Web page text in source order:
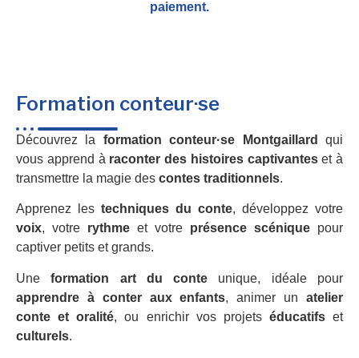
paiement.
Formation conteur·se
Découvrez la formation conteur·se Montgaillard
qui
vous apprend à raconter des histoires captivanteset à
transmettre la magie des contes traditionnels.
Apprenez les techniques du conte, développez votre
voix, votre rythme et votre présence scénique pour
captiver petits et grands.
Uneformation art du conte unique, idéale pour
apprendre à conter aux enfants, animer unatelier
conte et oralité, ou enrichir vos projets éducatifset
culturels.